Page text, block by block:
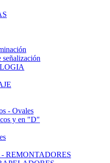
- Ovales
y en "D"
REMONTADORES